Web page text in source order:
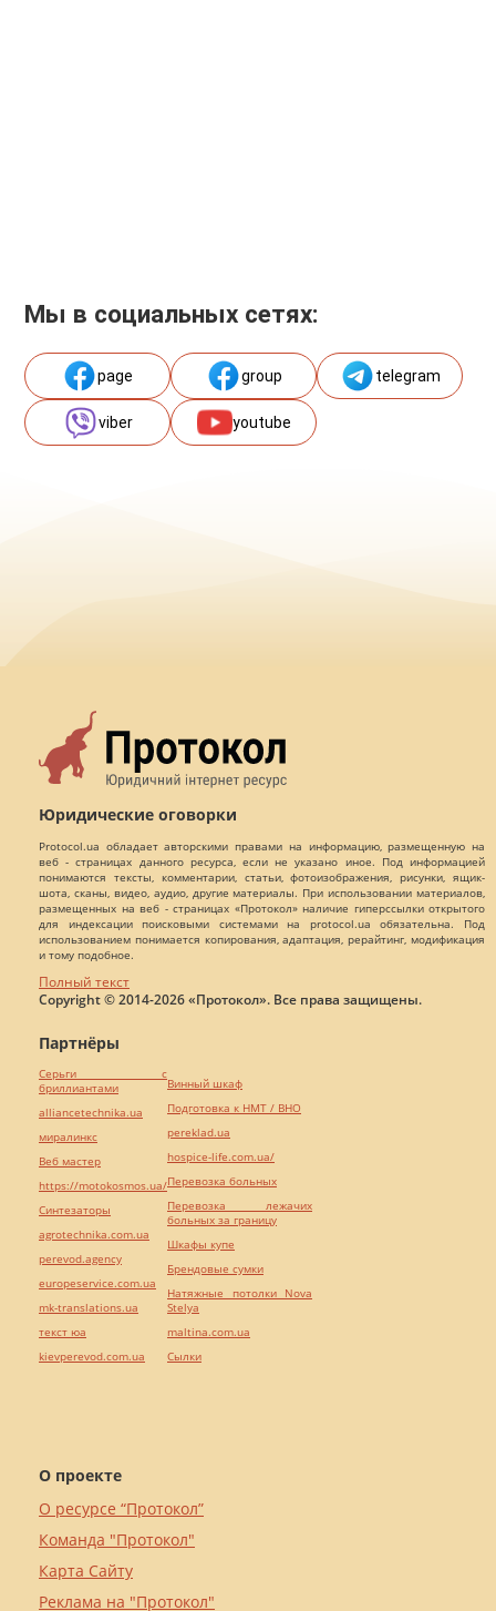
Мы в социальных сетях:
page group telegram
viber youtube
Юридические оговорки
Protocol.ua обладает авторскими правами на информацию, размещенную на
веб - страницах данного ресурса, если не указано иное. Под информацией
понимаются тексты, комментарии, статьи, фотоизображения, рисунки, ящик-
шота, сканы, видео, аудио, другие материалы. При использовании материалов,
размещенных на веб - страницах «Протокол» наличие гиперссылки открытого
для индексации поисковыми системами на protocol.ua обязательна. Под
использованием понимается копирования, адаптация, рерайтинг, модификация
и тому подобное.
Полный текст
Copyright © 2014-2026 «Протокол». Все права защищены.
О проекте
О ресурсе “Протокол”
Команда "Протокол"
Карта Сайту
Реклама на "Протокол"
Партнёры
Серьги с
бриллиантами
alliancetechnika.ua
миралинкс
Веб мастер
https://motokosmos.ua/
Синтезаторы
agrotechnika.com.ua
perevod.agency
europeservice.com.ua
mk-translations.ua
текст юа
kievperevod.com.ua
Винный шкаф
Подготовка к НМТ / ВНО
pereklad.ua
hospice-life.com.ua/
Перевозка больных
Перевозка лежачих
больных за границу
Шкафы купе
Брендовые сумки
Натяжные потолки Nova
Stelya
maltina.com.ua
Cылки